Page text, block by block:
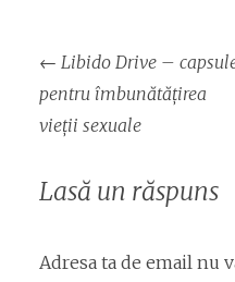
articol
← Libido Drive –
pentru îmbunătățirea
vieții sexuale
Lasă un răspuns
Adresa ta de email nu